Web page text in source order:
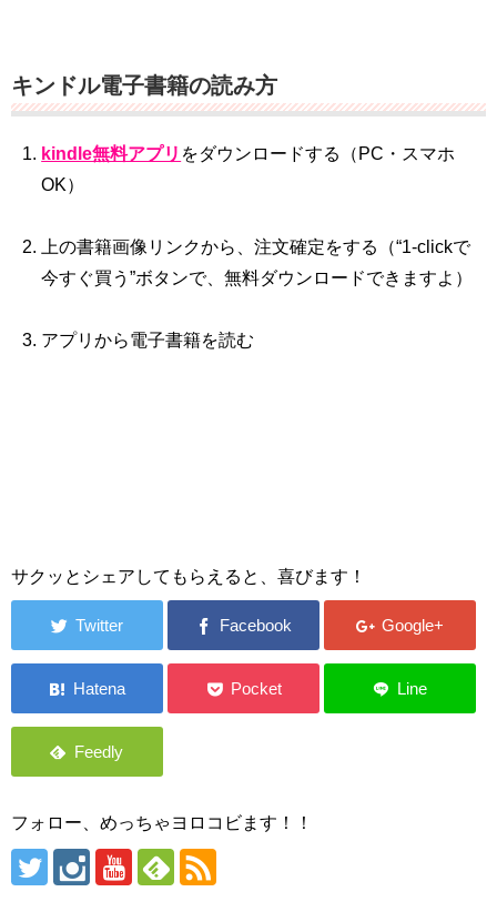
キンドル電子書籍の読み方
kindle無料アプリ をダウンロードする（PC・スマホ
OK）
上の書籍画像リンクから、注文確定をする（“1‐clickで
今すぐ買う”ボタンで、無料ダウンロードできますよ）
アプリから電子書籍を読む
サクッとシェアしてもらえると、喜びます！
フォロー、めっちゃヨロコビます！！